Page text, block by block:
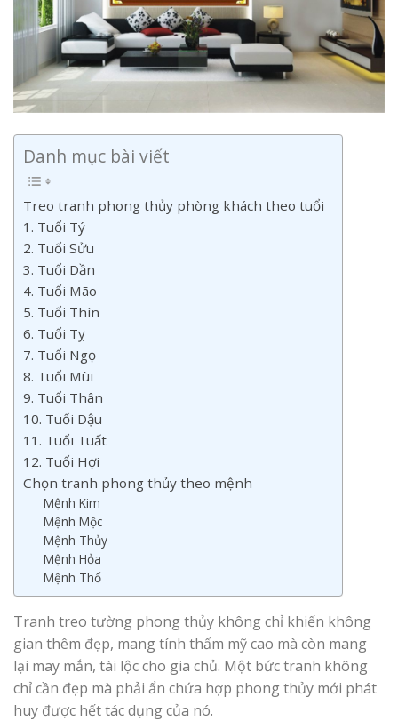
Danh mục bài viết
Treo tranh phong thủy phòng khách theo tuổi
1. Tuổi Tý
2. Tuổi Sửu
3. Tuổi Dần
4. Tuổi Mão
5. Tuổi Thìn
6. Tuổi Tỵ
7. Tuổi Ngọ
8. Tuổi Mùi
9. Tuổi Thân
10. Tuổi Dậu
11. Tuổi Tuất
12. Tuổi Hợi
Chọn tranh phong thủy theo mệnh
Mệnh Kim
Mệnh Mộc
Mệnh Thủy
Mệnh Hỏa
Mệnh Thổ
Tranh treo tường phong thủy không chỉ khiến không
gian thêm đẹp, mang tính thẩm mỹ cao mà còn mang
lại may mắn, tài lộc cho gia chủ. Một bức tranh không
chỉ cần đẹp mà phải ẩn chứa hợp phong thủy mới phát
huy được hết tác dụng của nó.